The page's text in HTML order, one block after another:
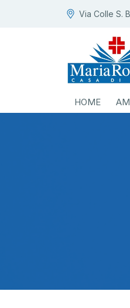
Via Colle S.
HOME